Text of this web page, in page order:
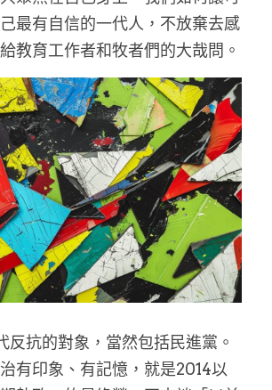
最有自信的一代人，不放棄去感
教育工作者和牧者們的大哉問。
反抗的對象，當然包括民進黨。
有印象、有記憶，就是2014以